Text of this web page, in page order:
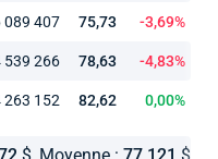
089 407 75,73 -3,69%
539 266 78,63 -4,83%
263 152 82,62 0,00%